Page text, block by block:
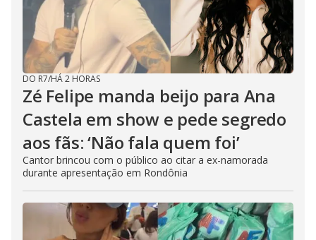
DO R7/HÁ 2 HORAS
Zé Felipe manda beijo para Ana
Castela em show e pede segredo
aos fãs: ‘Não fala quem foi’
Cantor brincou com o público ao citar a ex-namorada
durante apresentação em Rondônia